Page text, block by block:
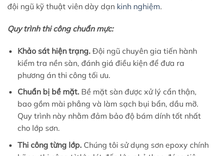
đội ngũ kỹ thuật viên dày dạn kinh nghiệm.
Quy trình thi công chuẩn mực:
Khảo sát hiện trạng. Đội ngũ chuyên gia tiến hành
kiểm tra nền sàn, đánh giá điều kiện để đưa ra
phương án thi công tối ưu.
Chuẩn bị bề mặt. Bề mặt sàn được xử lý cẩn thận,
bao gồm mài phẳng và làm sạch bụi bẩn, dầu mỡ.
Quy trình này nhằm đảm bảo độ bám dính tốt nhất
cho lớp sơn.
Thi công từng lớp. Chúng tôi sử dụng sơn epoxy chính